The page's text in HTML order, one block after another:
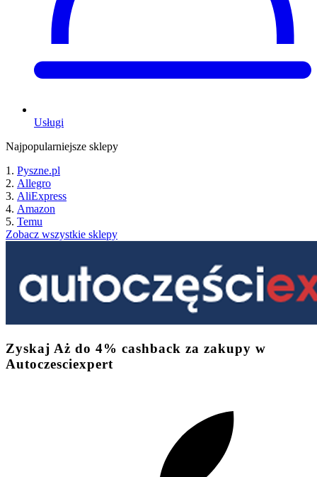
Usługi
Najpopularniejsze sklepy
Pyszne.pl
Allegro
AliExpress
Amazon
Temu
Zobacz wszystkie sklepy
Zyskaj Aż do 4% cashback za zakupy w
Autoczesciexpert